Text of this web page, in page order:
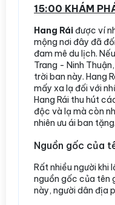
15:00 KHÁM
Hang Ráiđược ví
mộng nơi đây đã
đam mê du lịch.
Trang - Ninh
trời ban này. Hang
mấy xa lạ đối với
Hang Rái thu hút
độc và lạ mà còn
nhiên ưu ái ban tặng.
Nguồn gốc của
Rất nhiều người khi
nguồn gốc của tên
này, người dân địa